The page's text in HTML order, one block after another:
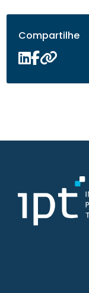
Compartilhe